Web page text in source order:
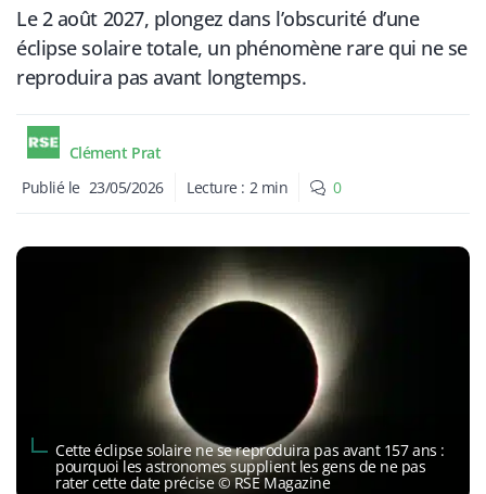
Le 2 août 2027, plongez dans l’obscurité d’une
éclipse solaire totale, un phénomène rare qui ne se
reproduira pas avant longtemps.
Clément Prat
Publié le 23/05/2026 Lecture : 2 min 0
Cette éclipse solaire ne se reproduira pas avant 157 ans :
pourquoi les astronomes supplient les gens de ne pas
rater cette date précise © RSE Magazine